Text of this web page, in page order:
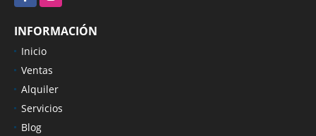
INFORMACIÓN
Inicio
Ventas
Alquiler
Servicios
Blog